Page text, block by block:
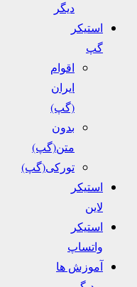
دیگر
استیکر
گپ
اقوام
ایران
(گپ)
بدون
متن(گپ)
تورکی(گپ)
استیکر
لاین
استیکر
واتساپ
آموزش ها